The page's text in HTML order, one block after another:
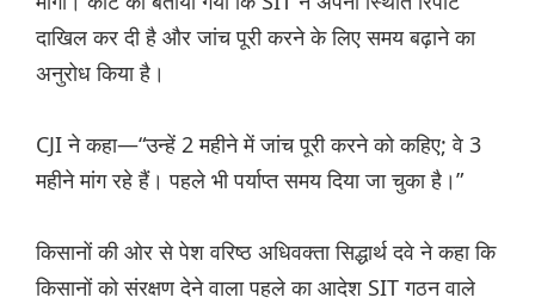
दाखिल कर दी है और जांच पूरी करने के लिए समय बढ़ाने का
अनुरोध किया है।
CJI ने कहा—“उन्हें 2 महीने में जांच पूरी करने को कहिए; वे 3
महीने मांग रहे हैं। पहले भी पर्याप्त समय दिया जा चुका है।”
किसानों की ओर से पेश वरिष्ठ अधिवक्ता सिद्धार्थ दवे ने कहा कि
किसानों को संरक्षण देने वाला पहले का आदेश SIT गठन वाले